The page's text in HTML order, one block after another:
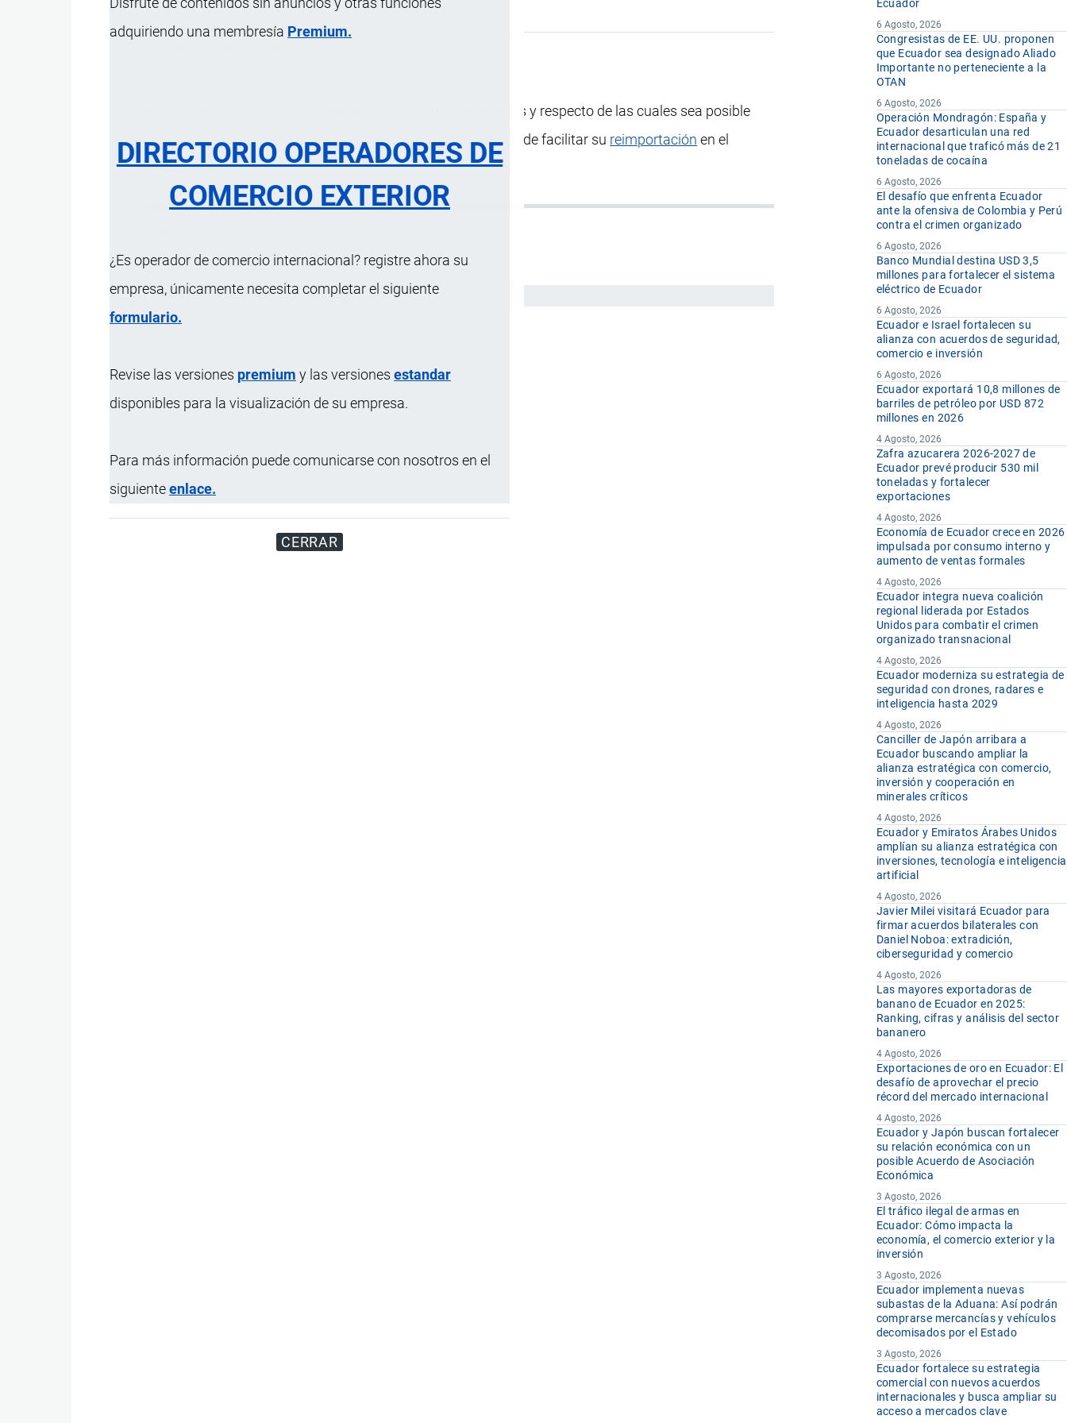
adquiriendo una membresía Premium.
DIRECTORIO OPERADORES DE
COMERCIO EXTERIOR
¿Es operador de comercio internacional? registre ahora su
empresa, únicamente necesita completar el siguiente
formulario.
Revise las versiones premium y las versiones estandar
disponibles para la visualización de su empresa.
Para más información puede comunicarse con nosotros en el
siguienteenlace.
CERRAR
indique que serán reimportadas y respecto de las cuales sea posible
tomar medidas de identificación por parte de laaduana , a fin de facilitar su reimportación en el
mismo estado.
Actualizado el 9 Septiembre, 2024 Español
Ecuador
6 Agosto, 2026
Congresistas de EE. UU. proponen
que Ecuador sea designado Aliado
Importante no perteneciente a la
OTAN
6 Agosto, 2026
Operación Mondragón: España y
Ecuador desarticulan una red
internacional que traficó más de 21
toneladas de cocaína
6 Agosto, 2026
El desafío que enfrenta Ecuador
ante la ofensiva de Colombia y Perú
contra el crimen organizado
6 Agosto, 2026
Banco Mundial destina USD 3,5
millones para fortalecer el sistema
eléctrico de Ecuador
6 Agosto, 2026
Ecuador e Israel fortalecen su
alianza con acuerdos de seguridad,
comercio e inversión
6 Agosto, 2026
Ecuador exportará 10,8 millones de
barriles de petróleo por USD 872
millones en 2026
4 Agosto, 2026
Zafra azucarera 2026-2027 de
Ecuador prevé producir 530 mil
toneladas y fortalecer
exportaciones
4 Agosto, 2026
Economía de Ecuador crece en 2026
impulsada por consumo interno y
aumento de ventas formales
4 Agosto, 2026
Ecuador integra nueva coalición
regional liderada por Estados
Unidos para combatir el crimen
organizado transnacional
4 Agosto, 2026
Ecuador moderniza su estrategia de
seguridad con drones, radares e
inteligencia hasta 2029
4 Agosto, 2026
Canciller de Japón arribara a
Ecuador buscando ampliar la
alianza estratégica con comercio,
inversión y cooperación en
minerales críticos
4 Agosto, 2026
Ecuador y Emiratos Árabes Unidos
amplían su alianza estratégica con
inversiones, tecnología e inteligencia
artificial
4 Agosto, 2026
Javier Milei visitará Ecuador para
firmar acuerdos bilaterales con
Daniel Noboa: extradición,
ciberseguridad y comercio
4 Agosto, 2026
Las mayores exportadoras de
banano de Ecuador en 2025:
Ranking, cifras y análisis del sector
bananero
4 Agosto, 2026
Exportaciones de oro en Ecuador: El
desafío de aprovechar el precio
récord del mercado internacional
4 Agosto, 2026
Ecuador y Japón buscan fortalecer
su relación económica con un
posible Acuerdo de Asociación
Económica
3 Agosto, 2026
El tráfico ilegal de armas en
Ecuador: Cómo impacta la
economía, el comercio exterior y la
inversión
3 Agosto, 2026
Ecuador implementa nuevas
subastas de la Aduana: Así podrán
comprarse mercancías y vehículos
decomisados por el Estado
3 Agosto, 2026
Ecuador fortalece su estrategia
comercial con nuevos acuerdos
internacionales y busca ampliar su
acceso a mercados clave